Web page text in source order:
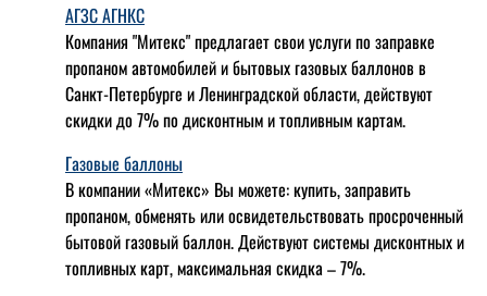
АГЗС АГНКС
Компания "Митекс" предлагает свои услуги по заправке
пропаном автомобилей и бытовых газовых баллонов в
Санкт-Петербурге и Ленинградской области, действуют
скидки до 7% по дисконтным и топливным картам.
Газовые баллоны
В компании «Митекс» Вы можете: купить, заправить
пропаном, обменять или освидетельствовать просроченный
бытовой газовый баллон. Действуют системы дисконтных и
топливных карт, максимальная скидка – 7%.